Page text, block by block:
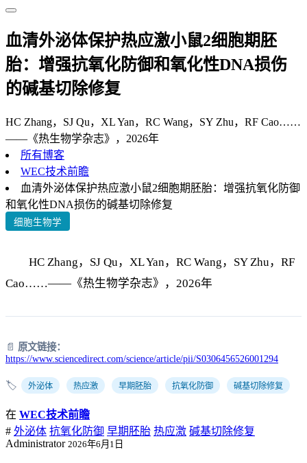
血清外泌体保护热应激小鼠2细胞期胚
胎：增强抗氧化防御和氧化性DNA损伤
的碱基切除修复
HC Zhang，SJ Qu，XL Yan，RC Wang，SY Zhu，RF Cao……
——《热生物学杂志》，2026年
所有博客
WEC技术前瞻
血清外泌体保护热应激小鼠2细胞期胚胎：增强抗氧化防御
和氧化性DNA损伤的碱基切除修复
细胞生物学
HC Zhang，SJ Qu，XL Yan，RC Wang，SY Zhu，RF
Cao……——《热生物学杂志》，2026年
📄 原文链接：
https://www.sciencedirect.com/science/article/pii/S0306456526001294
🏷️ 外泌体 热应激 早期胚胎 抗氧化防御 碱基切除修复
在 WEC技术前瞻
# 外泌体 抗氧化防御 早期胚胎 热应激 碱基切除修复
Administrator 2026年6月1日